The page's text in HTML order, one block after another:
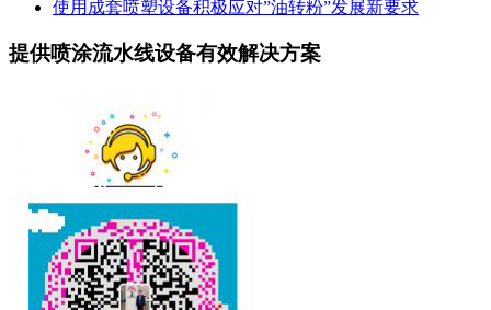
使用成套喷塑设备积极应对”油转粉”发展新要求
提供喷涂流水线设备有效解决方案